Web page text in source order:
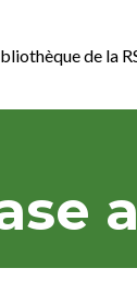
de la